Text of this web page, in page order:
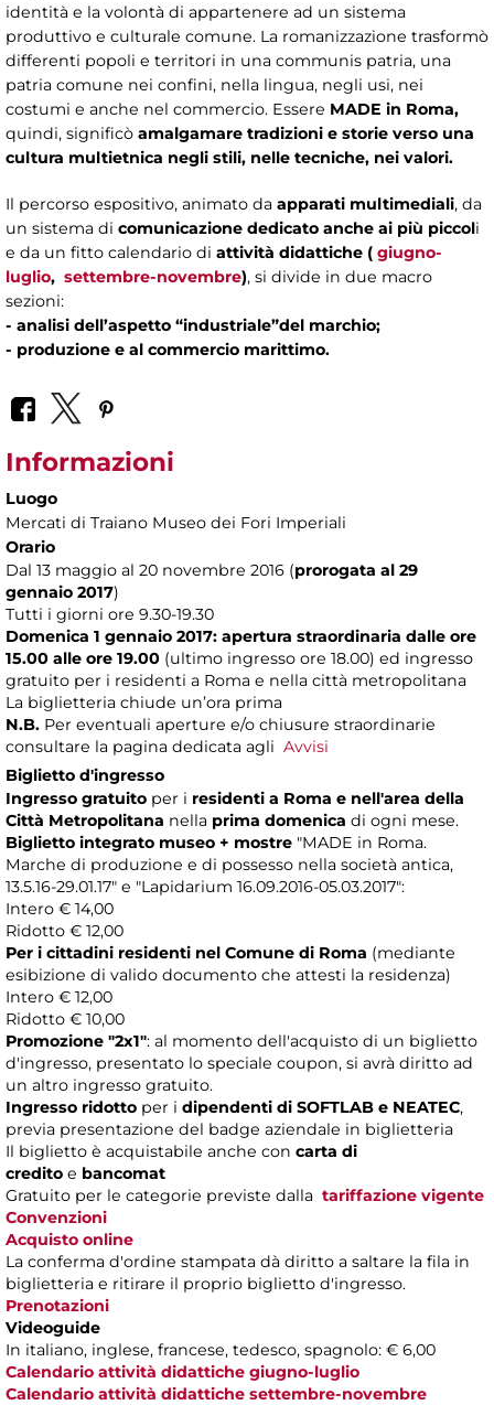
identità e la volontà di appartenere ad un sistema
produttivo e culturale comune. La romanizzazione trasformò
differenti popoli e territori in una communis patria, una
patria comune nei confini, nella lingua, negli usi, nei
costumi e anche nel commercio. Essere MADE in Roma,
quindi, significò amalgamare tradizioni e storie verso una
cultura multietnica negli stili, nelle tecniche, nei valori.
Il percorso espositivo, animato da apparati multimediali, da
un sistema di comunicazione dedicato anche ai più piccoli
e da un fitto calendario di attività didattiche ( giugno-
luglio, settembre-novembre), si divide in due macro
sezioni:
- analisi dell’aspetto “industriale”del marchio;
- produzione e al commercio marittimo.
Informazioni
Luogo
Mercati di Traiano Museo dei Fori Imperiali
Orario
Dal 13 maggio al 20 novembre 2016 (prorogata al 29
gennaio 2017)
Tutti i giorni ore 9.30-19.30
Domenica 1 gennaio 2017: apertura straordinaria dalle ore
15.00 alle ore 19.00 (ultimo ingresso ore 18.00) ed ingresso
gratuito per i residenti a Roma e nella città metropolitana
La biglietteria chiude un’ora prima
N.B. Per eventuali aperture e/o chiusure straordinarie
consultare la pagina dedicata agli Avvisi
Biglietto d'ingresso
Ingresso gratuito per i residenti a Roma e nell'area della
Città Metropolitana nella prima domenica di ogni mese.
Biglietto integrato museo + mostre "MADE in Roma.
Marche di produzione e di possesso nella società antica,
13.5.16-29.01.17" e "Lapidarium 16.09.2016-05.03.2017":
Intero € 14,00
Ridotto € 12,00
Per i cittadini residenti nel Comune di Roma (mediante
esibizione di valido documento che attesti la residenza)
Intero € 12,00
Ridotto € 10,00
Promozione "2x1": al momento dell'acquisto di un biglietto
d'ingresso, presentato lo speciale coupon, si avrà diritto ad
un altro ingresso gratuito.
Ingresso ridotto per i dipendenti di SOFTLAB e NEATEC,
previa presentazione del badge aziendale in biglietteria
Il biglietto è acquistabile anche con carta di
credito e bancomat
Gratuito per le categorie previste dalla tariffazione vigente
Convenzioni
Acquisto online
La conferma d'ordine stampata dà diritto a saltare la fila in
biglietteria e ritirare il proprio biglietto d'ingresso.
Prenotazioni
Videoguide
In italiano, inglese, francese, tedesco, spagnolo: € 6,00
Calendario attività didattiche giugno-luglio
Calendario attività didattiche settembre-novembre